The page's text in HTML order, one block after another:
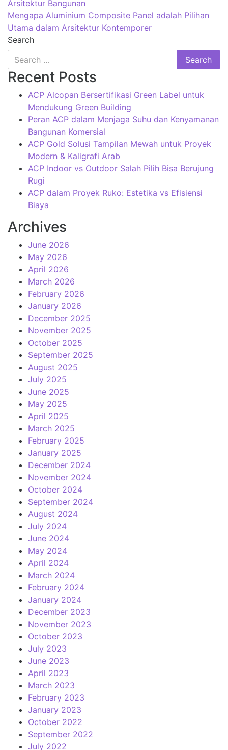
Arsitektur Bangunan
Mengapa Aluminium Composite Panel adalah Pilihan
Utama dalam Arsitektur Kontemporer
Search
Recent Posts
ACP Alcopan Bersertifikasi Green Label untuk
Mendukung Green Building
Peran ACP dalam Menjaga Suhu dan Kenyamanan
Bangunan Komersial
ACP Gold Solusi Tampilan Mewah untuk Proyek
Modern & Kaligrafi Arab
ACP Indoor vs Outdoor Salah Pilih Bisa Berujung
Rugi
ACP dalam Proyek Ruko: Estetika vs Efisiensi
Biaya
Archives
June 2026
May 2026
April 2026
March 2026
February 2026
January 2026
December 2025
November 2025
October 2025
September 2025
August 2025
July 2025
June 2025
May 2025
April 2025
March 2025
February 2025
January 2025
December 2024
November 2024
October 2024
September 2024
August 2024
July 2024
June 2024
May 2024
April 2024
March 2024
February 2024
January 2024
December 2023
November 2023
October 2023
July 2023
June 2023
April 2023
March 2023
February 2023
January 2023
October 2022
September 2022
July 2022